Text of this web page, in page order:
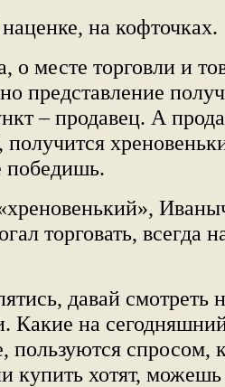
на кофточках.
о месте торговли и
представление
– продавец. А
победишь.
торговать, всегда
давай смотреть
Какие на
пользуются
купить хотят, можешь